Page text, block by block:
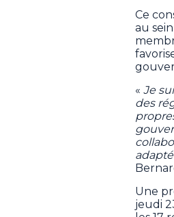
Ce
au
« Je
des
Une
jeudi